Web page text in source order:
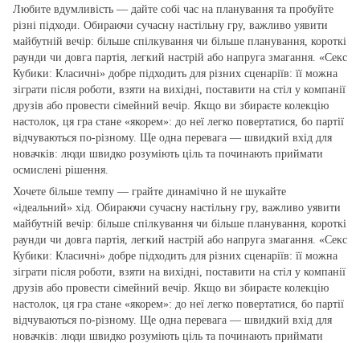
Любите вдумливість — дайте собі час на планування та пробуйте
різні підходи. Обираючи сучасну настільну гру, важливо уявити
майбутній вечір: більше спілкування чи більше планування, короткі
раунди чи довга партія, легкий настрій або напруга змагання. «Секс
Кубики: Класичні» добре підходить для різних сценаріїв: її можна
зіграти після роботи, взяти на вихідні, поставити на стіл у компанії
друзів або провести сімейний вечір. Якщо ви збираєте колекцію
настолок, ця гра стане «якорем»: до неї легко повертатися, бо партії
відчуваються по‑різному. Ще одна перевага — швидкий вхід для
новачків: люди швидко розуміють ціль та починають приймати
осмислені рішення.
Хочете більше темпу — грайте динамічно й не шукайте
«ідеальний» хід. Обираючи сучасну настільну гру, важливо уявити
майбутній вечір: більше спілкування чи більше планування, короткі
раунди чи довга партія, легкий настрій або напруга змагання. «Секс
Кубики: Класичні» добре підходить для різних сценаріїв: її можна
зіграти після роботи, взяти на вихідні, поставити на стіл у компанії
друзів або провести сімейний вечір. Якщо ви збираєте колекцію
настолок, ця гра стане «якорем»: до неї легко повертатися, бо партії
відчуваються по‑різному. Ще одна перевага — швидкий вхід для
новачків: люди швидко розуміють ціль та починають приймати